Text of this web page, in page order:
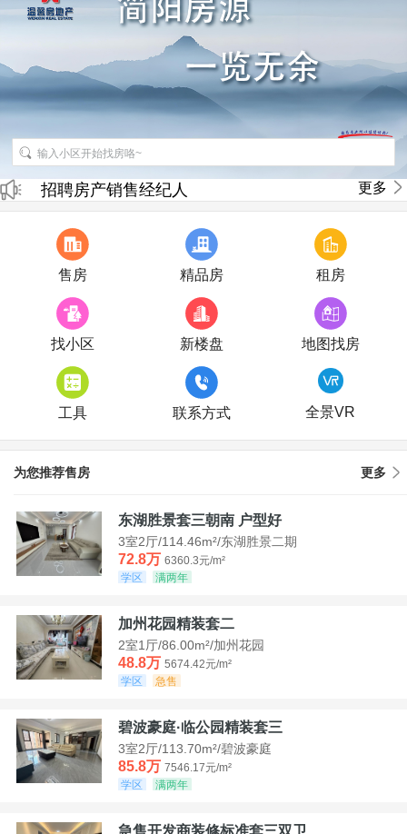
招聘房产销售经纪人
房产直播
更多
售房 精品房 租房
找小区 新楼盘 地图找房
工具 联系方式 全景VR
为您推荐售房 更多
东湖胜景套三朝南 户型好
3室2厅/114.46m²/东湖胜景二期
72.8万 6360.3元/m²
学区
满两年
加州花园精装套二
2室1厅/86.00m²/加州花园
48.8万 5674.42元/m²
学区
急售
碧波豪庭·临公园精装套三
3室2厅/113.70m²/碧波豪庭
85.8万 7546.17元/m²
学区
满两年
急售开发商装修标准套三双卫